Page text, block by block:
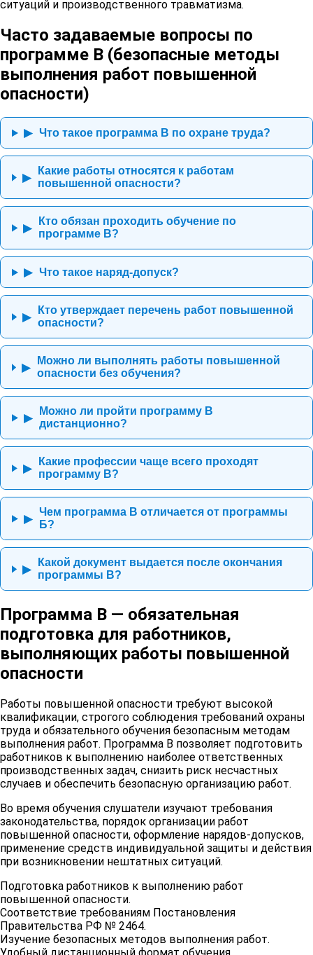
ситуаций и производственного травматизма.
Часто задаваемые вопросы по
программе В (безопасные методы
выполнения работ повышенной
опасности)
▶ Что такое программа В по охране труда?
▶
Какие работы относятся к работам
повышенной опасности?
▶
Кто обязан проходить обучение по
программе В?
▶ Что такое наряд-допуск?
▶
Кто утверждает перечень работ повышенной
опасности?
▶
Можно ли выполнять работы повышенной
опасности без обучения?
▶
Можно ли пройти программу В
дистанционно?
▶
Какие профессии чаще всего проходят
программу В?
▶
Чем программа В отличается от программы
Б?
▶
Какой документ выдается после окончания
программы В?
Программа В — обязательная
подготовка для работников,
выполняющих работы повышенной
опасности
Работы повышенной опасности требуют высокой
квалификации, строгого соблюдения требований охраны
труда и обязательного обучения безопасным методам
выполнения работ. Программа В позволяет подготовить
работников к выполнению наиболее ответственных
производственных задач, снизить риск несчастных
случаев и обеспечить безопасную организацию работ.
Во время обучения слушатели изучают требования
законодательства, порядок организации работ
повышенной опасности, оформление нарядов-допусков,
применение средств индивидуальной защиты и действия
при возникновении нештатных ситуаций.
Подготовка работников к выполнению работ
повышенной опасности.
Соответствие требованиям Постановления
Правительства РФ № 2464.
Изучение безопасных методов выполнения работ.